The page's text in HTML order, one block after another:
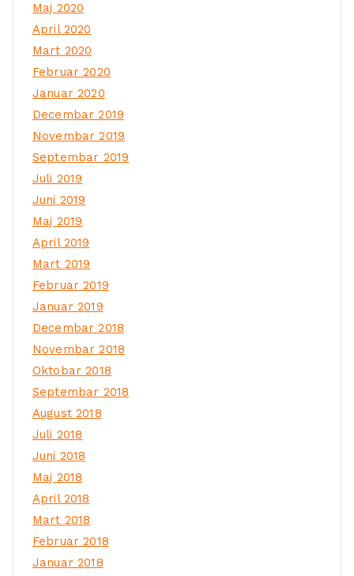
Maj 2020
April 2020
Mart 2020
Februar 2020
Januar 2020
Decembar 2019
Novembar 2019
Septembar 2019
Juli 2019
Juni 2019
Maj 2019
April 2019
Mart 2019
Februar 2019
Januar 2019
Decembar 2018
Novembar 2018
Oktobar 2018
Septembar 2018
August 2018
Juli 2018
Juni 2018
Maj 2018
April 2018
Mart 2018
Februar 2018
Januar 2018